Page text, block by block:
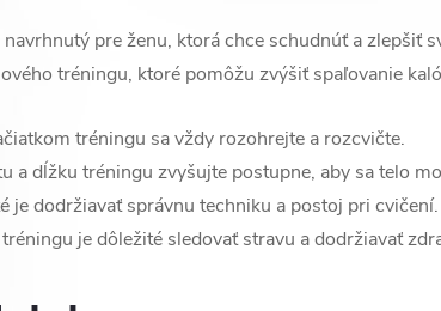
pre ženu, ktorá chce schudnúť a zlepšiť
tréningu, ktoré pomôžu zvýšiť spaľovanie
tréningu sa vždy rozohrejte a rozcvičte.
a dĺžku tréningu zvyšujte postupne, aby sa telo
je dodržiavať správnu techniku a postoj pri cvičení.
je dôležité sledovať stravu a dodržiavať